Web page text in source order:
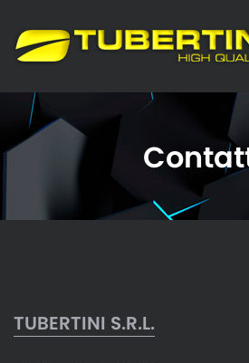
TUBERTINI S.R.L.